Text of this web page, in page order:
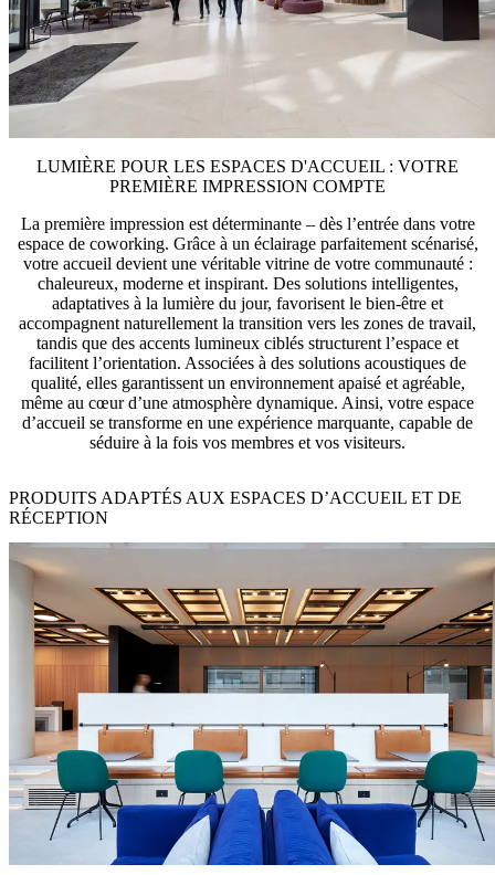
LUMIÈRE POUR LES ESPACES D'ACCUEIL : VOTRE
PREMIÈRE IMPRESSION COMPTE
La première impression est déterminante – dès l’entrée dans votre
espace de coworking. Grâce à un éclairage parfaitement scénarisé,
votre accueil devient une véritable vitrine de votre communauté :
chaleureux, moderne et inspirant. Des solutions intelligentes,
adaptatives à la lumière du jour, favorisent le bien-être et
accompagnent naturellement la transition vers les zones de travail,
tandis que des accents lumineux ciblés structurent l’espace et
facilitent l’orientation. Associées à des solutions acoustiques de
qualité, elles garantissent un environnement apaisé et agréable,
même au cœur d’une atmosphère dynamique. Ainsi, votre espace
d’accueil se transforme en une expérience marquante, capable de
séduire à la fois vos membres et vos visiteurs.
PRODUITS ADAPTÉS AUX ESPACES D’ACCUEIL ET DE
RÉCEPTION